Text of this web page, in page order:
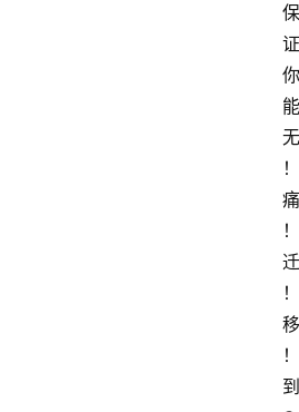
保
证
你
能
无
！
痛
！
迁
！
移
！
到